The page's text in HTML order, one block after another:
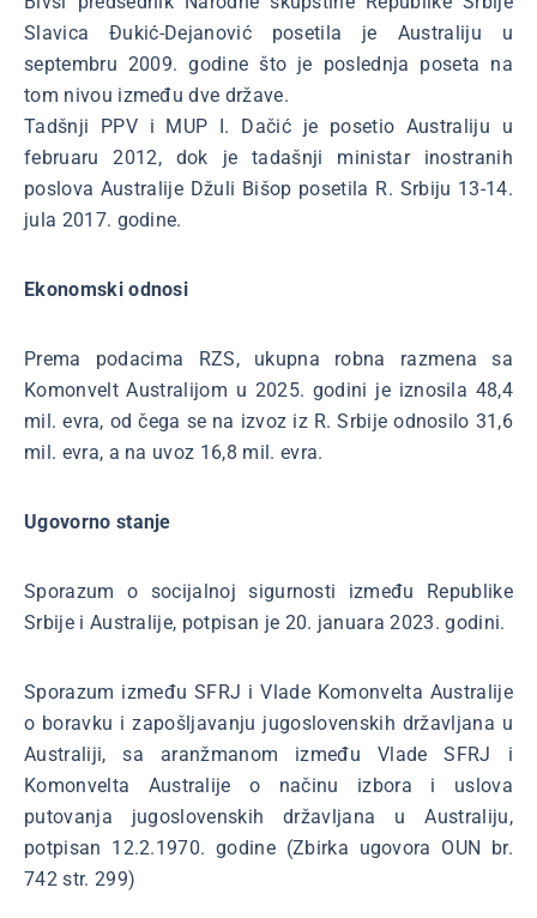
Slavica Đukić-Dejanović posetila je Australiju u
septembru 2009. godine što je poslednja poseta na
tom nivou između dve države.
Tadšnji PPV i MUP I. Dačić je posetio Australiju u
februaru 2012, dok je tadašnji ministar inostranih
poslova Australije Džuli Bišop posetila R. Srbiju 13-14.
jula 2017. godine.
Ekonomski odnosi
Prema podacima RZS, ukupna robna razmena sa
Komonvelt Australijom u 2025. godini je iznosila 48,4
mil. evra, od čega se na izvoz iz R. Srbije odnosilo 31,6
mil. evra, a na uvoz 16,8 mil. evra.
Ugovorno stanje
Sporazum o socijalnoj sigurnosti između Republike
Srbije i Australije, potpisan je 20. januara 2023. godini.
Sporazum između SFRJ i Vlade Komonvelta Australije
o boravku i zapošljavanju jugoslovenskih državljana u
Australiji, sa aranžmanom između Vlade SFRJ i
Komonvelta Australije o načinu izbora i uslova
putovanja jugoslovenskih državljana u Australiju,
potpisan 12.2.1970. godine (Zbirka ugovora OUN br.
742 str. 299)